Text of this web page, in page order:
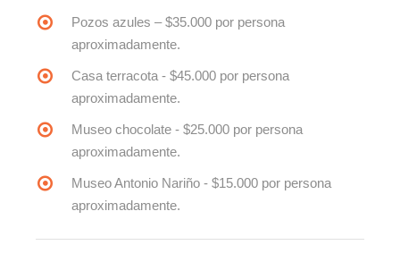
Pozos azules – $35.000 por persona
aproximadamente.
Casa terracota - $45.000 por persona
aproximadamente.
Museo chocolate - $25.000 por persona
aproximadamente.
Museo Antonio Nariño - $15.000 por persona
aproximadamente.